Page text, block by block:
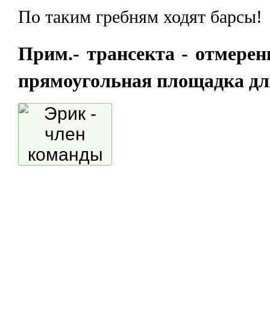
По таким гребням ходят барсы!
Прим.- трансекта -
прямоугольная площадка